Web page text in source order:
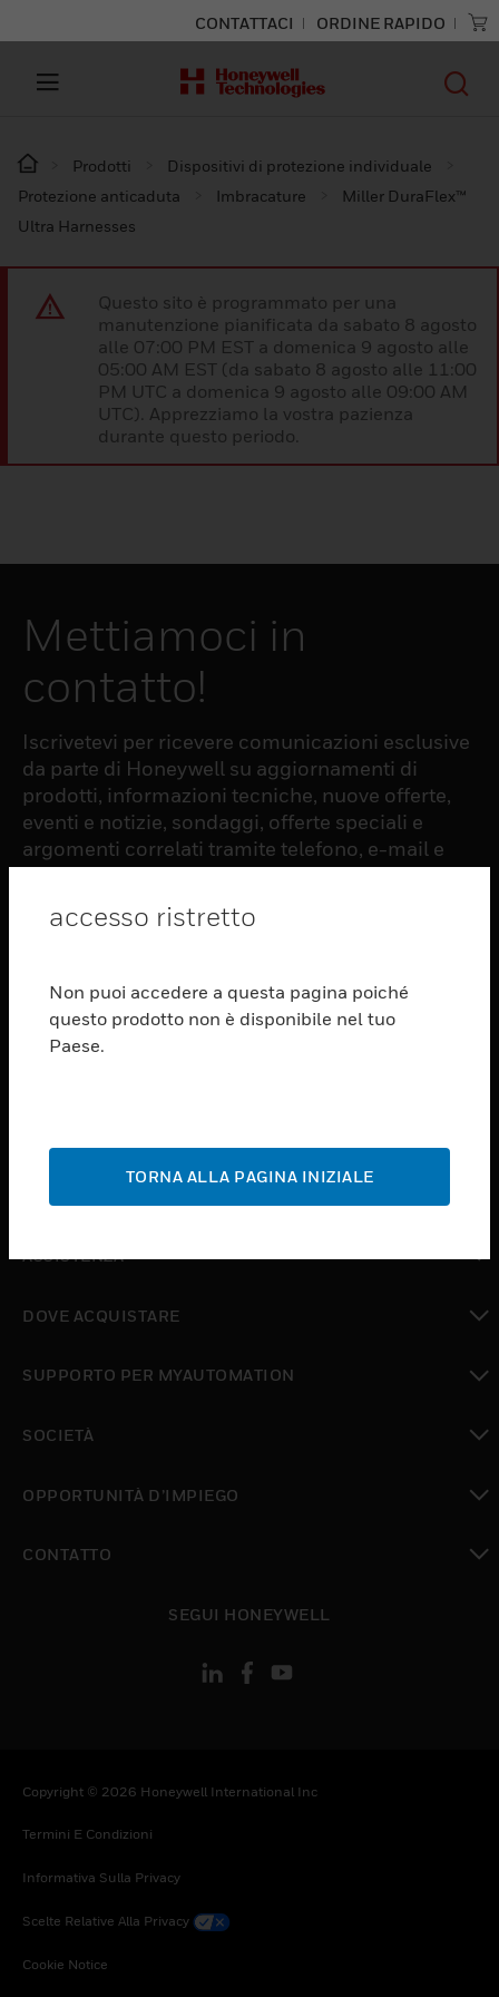
CONTATTACI ORDINE RAPIDO
Prodotti
Dispositivi di protezione individuale
Protezione anticaduta
Imbracature
Miller DuraFlex™
Ultra Harnesses
Questo sito è programmato per una
manutenzione pianificata da sabato 8 agosto
alle 07:00 PM EST a domenica 9 agosto alle
05:00 AM EST (da sabato 8 agosto alle 11:00
PM UTC a domenica 9 agosto alle 09:00 AM
UTC). Apprezziamo la vostra pazienza
durante questo periodo.
Mettiamoci in
contatto!
Iscrivetevi per ricevere comunicazioni esclusive
da parte di Honeywell su aggiornamenti di
prodotti, informazioni tecniche, nuove offerte,
eventi e notizie, sondaggi, offerte speciali e
argomenti correlati tramite telefono, e-mail e
PRODUCTS
toggle view
ASSISTENZA
DOVE ACQUISTARE
SUPPORTO PER MYAUTOMATION
SOCIETÀ
OPPORTUNITÀ D’IMPIEGO
CONTATTO
SEGUI HONEYWELL
Copyright © 2026 Honeywell International Inc
Termini E Condizioni
Informativa Sulla Privacy
Scelte Relative Alla Privacy
Cookie Notice
accesso ristretto
Non puoi accedere a questa pagina poiché
questo prodotto non è disponibile nel tuo
Paese.
TORNA ALLA PAGINA INIZIALE